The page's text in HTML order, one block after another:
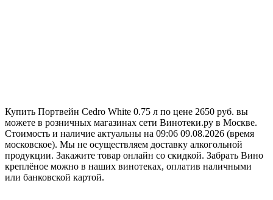
Купить Портвейн Cedro White 0.75 л по цене 2650 руб. вы
можете в розничных магазинах сети Винотеки.ру в Москве.
Стоимость и наличие актуальны на 09:06 09.08.2026 (время
московское). Мы не осуществляем доставку алкогольной
продукции. Закажите товар онлайн со скидкой. Забрать Вино
креплёное можно в наших винотеках, оплатив наличными
или банковской картой.